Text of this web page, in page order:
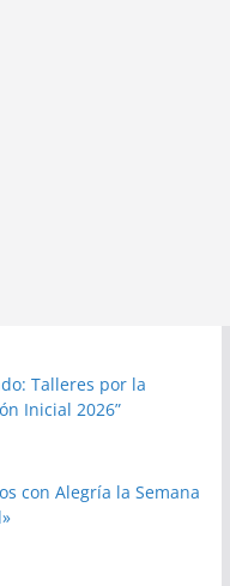
Talleres por la
Inicial 2026”
con Alegría la Semana